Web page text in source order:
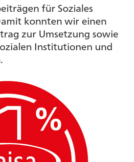
für Soziales
konnten wir einen
zur Umsetzung sowie
Institutionen und